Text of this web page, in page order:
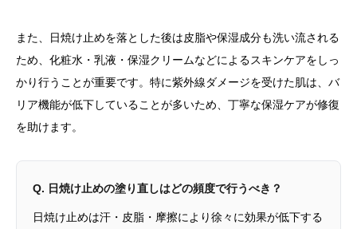
また、日焼け止めを落とした後は皮脂や保湿成分も洗い流される
ため、化粧水・乳液・保湿クリームなどによるスキンケアをしっ
かり行うことが重要です。特に紫外線ダメージを受けた肌は、バ
リア機能が低下していることが多いため、丁寧な保湿ケアが修復
を助けます。
Q. 日焼け止めの塗り直しはどの頻度で行うべき？
日焼け止めは汗・皮脂・摩擦により徐々に効果が低下する